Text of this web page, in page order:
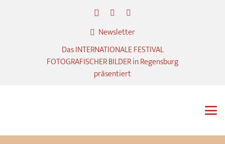
Newsletter
Das INTERNATIONALE FESTIVAL
FOTOGRAFISCHER BILDER in Regensburg
präsentiert